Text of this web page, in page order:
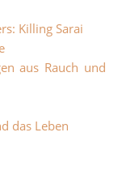
Killing Sarai
aus Rauch und
das Leben